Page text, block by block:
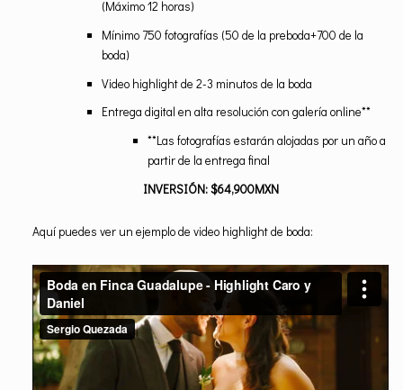
(Máximo 12 horas)
Mínimo 750 fotografías (50 de la preboda+700 de la
boda)
Video highlight de 2-3 minutos de la boda
Entrega digital en alta resolución con galería online**
**Las fotografías estarán alojadas por un año a
partir de la entrega final
INVERSIÓN: $64,900MXN
Aquí puedes ver un ejemplo de video highlight de boda: